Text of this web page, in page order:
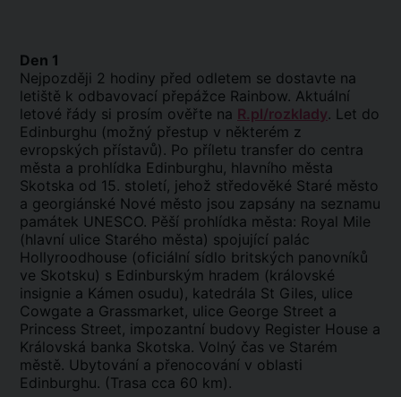
Den 1
Nejpozději 2 hodiny před odletem se dostavte na
letiště k odbavovací přepážce Rainbow. Aktuální
letové řády si prosím ověřte na R.pl/rozklady. Let do
Edinburghu (možný přestup v některém z
evropských přístavů). Po příletu transfer do centra
města a prohlídka Edinburghu, hlavního města
Skotska od 15. století, jehož středověké Staré město
a georgiánské Nové město jsou zapsány na seznamu
památek UNESCO. Pěší prohlídka města: Royal Mile
(hlavní ulice Starého města) spojující palác
Hollyroodhouse (oficiální sídlo britských panovníků
ve Skotsku) s Edinburským hradem (královské
insignie a Kámen osudu), katedrála St Giles, ulice
Cowgate a Grassmarket, ulice George Street a
Princess Street, impozantní budovy Register House a
Královská banka Skotska. Volný čas ve Starém
městě. Ubytování a přenocování v oblasti
Edinburghu. (Trasa cca 60 km).